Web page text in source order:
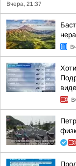
Вчера, 21:37